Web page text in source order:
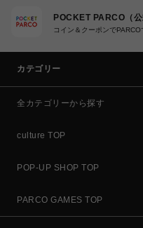
POCKET PARCO（公
コイン＆クーポンで
カテゴリー
全カテゴリーから探す
culture TOP
POP-UP SHOP TOP
PARCO GAMES TOP